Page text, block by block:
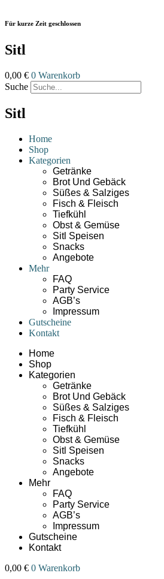
Inhalt
Für kurze Zeit geschlossen
Sitl
0,00 € 0 Warenkorb
Suche
Sitl
Home
Shop
Kategorien
Getränke
Brot Und Gebäck
Süßes & Salziges
Fisch & Fleisch
Tiefkühl
Obst & Gemüse
Sitl Speisen
Snacks
Angebote
Mehr
FAQ
Party Service
AGB’s
Impressum
Gutscheine
Kontakt
Home
Shop
Kategorien
Getränke
Brot Und Gebäck
Süßes & Salziges
Fisch & Fleisch
Tiefkühl
Obst & Gemüse
Sitl Speisen
Snacks
Angebote
Mehr
FAQ
Party Service
AGB’s
Impressum
Gutscheine
Kontakt
0,00 € 0 Warenkorb